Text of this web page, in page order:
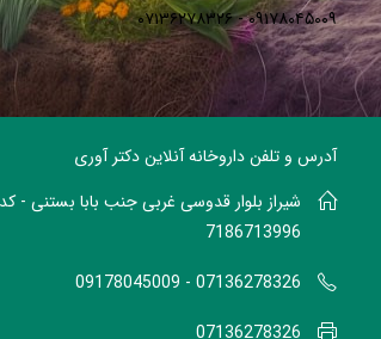
۰۹۱۷۸۰۴۵۰۰۹ - ۰۷۱۳۶۲۷۸۳۲۶
آدرس و تلفن داروخانه آنلاین دکتر آوری
شیراز بلوار قدوسی غربی جنب بابا بستنی -
7186713996
07136278326 - 09178045009
07136278326